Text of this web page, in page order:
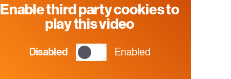
Enable third party cookies to
play this video
Disabled Enabled